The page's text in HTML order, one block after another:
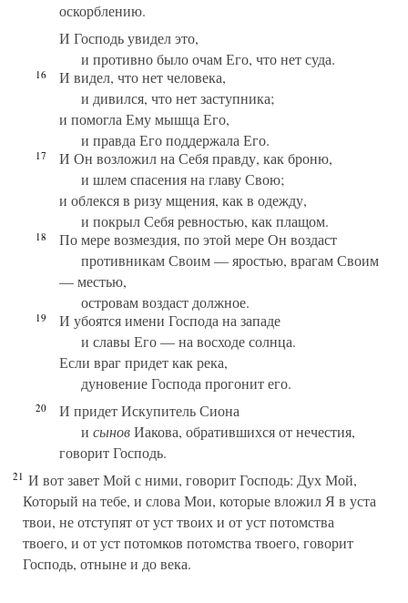
оскорблению.
И Господь увидел это,
и противно было очам Его, что нет суда.
16
И видел, что нет человека,
и дивился, что нет заступника;
и помогла Ему мышца Его,
и правда Его поддержала Его.
17
И Он возложил на Себя правду, как броню,
и шлем спасения на главу Свою;
и облекся в ризу мщения, как в одежду,
и покрыл Себя ревностью, как плащом.
18
По мере возмездия, по этой мере Он воздаст
противникам Своим — яростью, врагам Своим
— местью,
островам воздаст должное.
19
И убоятся имени Господа на западе
и славы Его — на восходе солнца.
Если враг придет как река,
дуновение Господа прогонит его.
20
И придет Искупитель Сиона
и сыновИакова, обратившихся от нечестия,
говорит Господь.
21 И вот завет Мой с ними, говорит Господь: Дух Мой,
Который на тебе, и слова Мои, которые вложил Я в уста
твои, не отступят от уст твоих и от уст потомства
твоего, и от уст потомков потомства твоего, говорит
Господь, отныне и до века.